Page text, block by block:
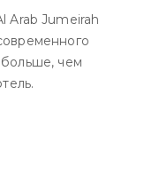
Arab Jumeirah
больше, чем